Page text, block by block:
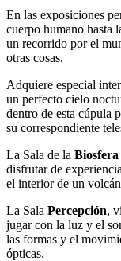
En las exposiciones
cuerpo humano hasta
un recorrido por el
otras cosas.
Adquiere especial
un perfecto cielo
dentro de esta cúpula
su correspondiente
La Sala de la Biosfera
disfrutar de
el interior de un
La Sala Percepción,
jugar con la luz y el
las formas y el
ópticas.